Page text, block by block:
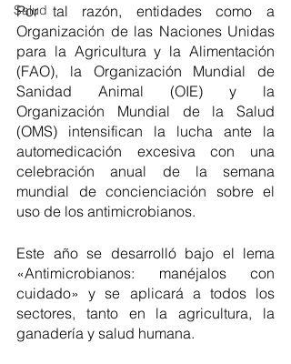
Salud
Por tal razón, entidades como a
Organización de las Naciones Unidas
para la Agricultura y la Alimentación
(FAO), la Organización Mundial de
Sanidad Animal (OIE) y la
Organización Mundial de la Salud
(OMS) intensifican la lucha ante la
automedicación excesiva con una
celebración anual de la semana
mundial de concienciación sobre el
uso de los antimicrobianos.
Este año se desarrolló bajo el lema
«Antimicrobianos: manéjalos con
cuidado» y se aplicará a todos los
sectores, tanto en la agricultura, la
ganadería y salud humana.